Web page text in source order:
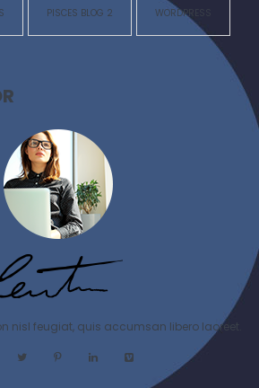
PISCES BLOG 2 WORDPRESS
nisl feugiat, quis accumsan libero laoreet.